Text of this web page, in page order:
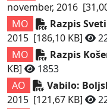
november, 2016
MO
Razpis
2015 [186,10 KB]
MO
Razpis
KB]
1853
AO
Vabilo:
2015 [121,67 KB]